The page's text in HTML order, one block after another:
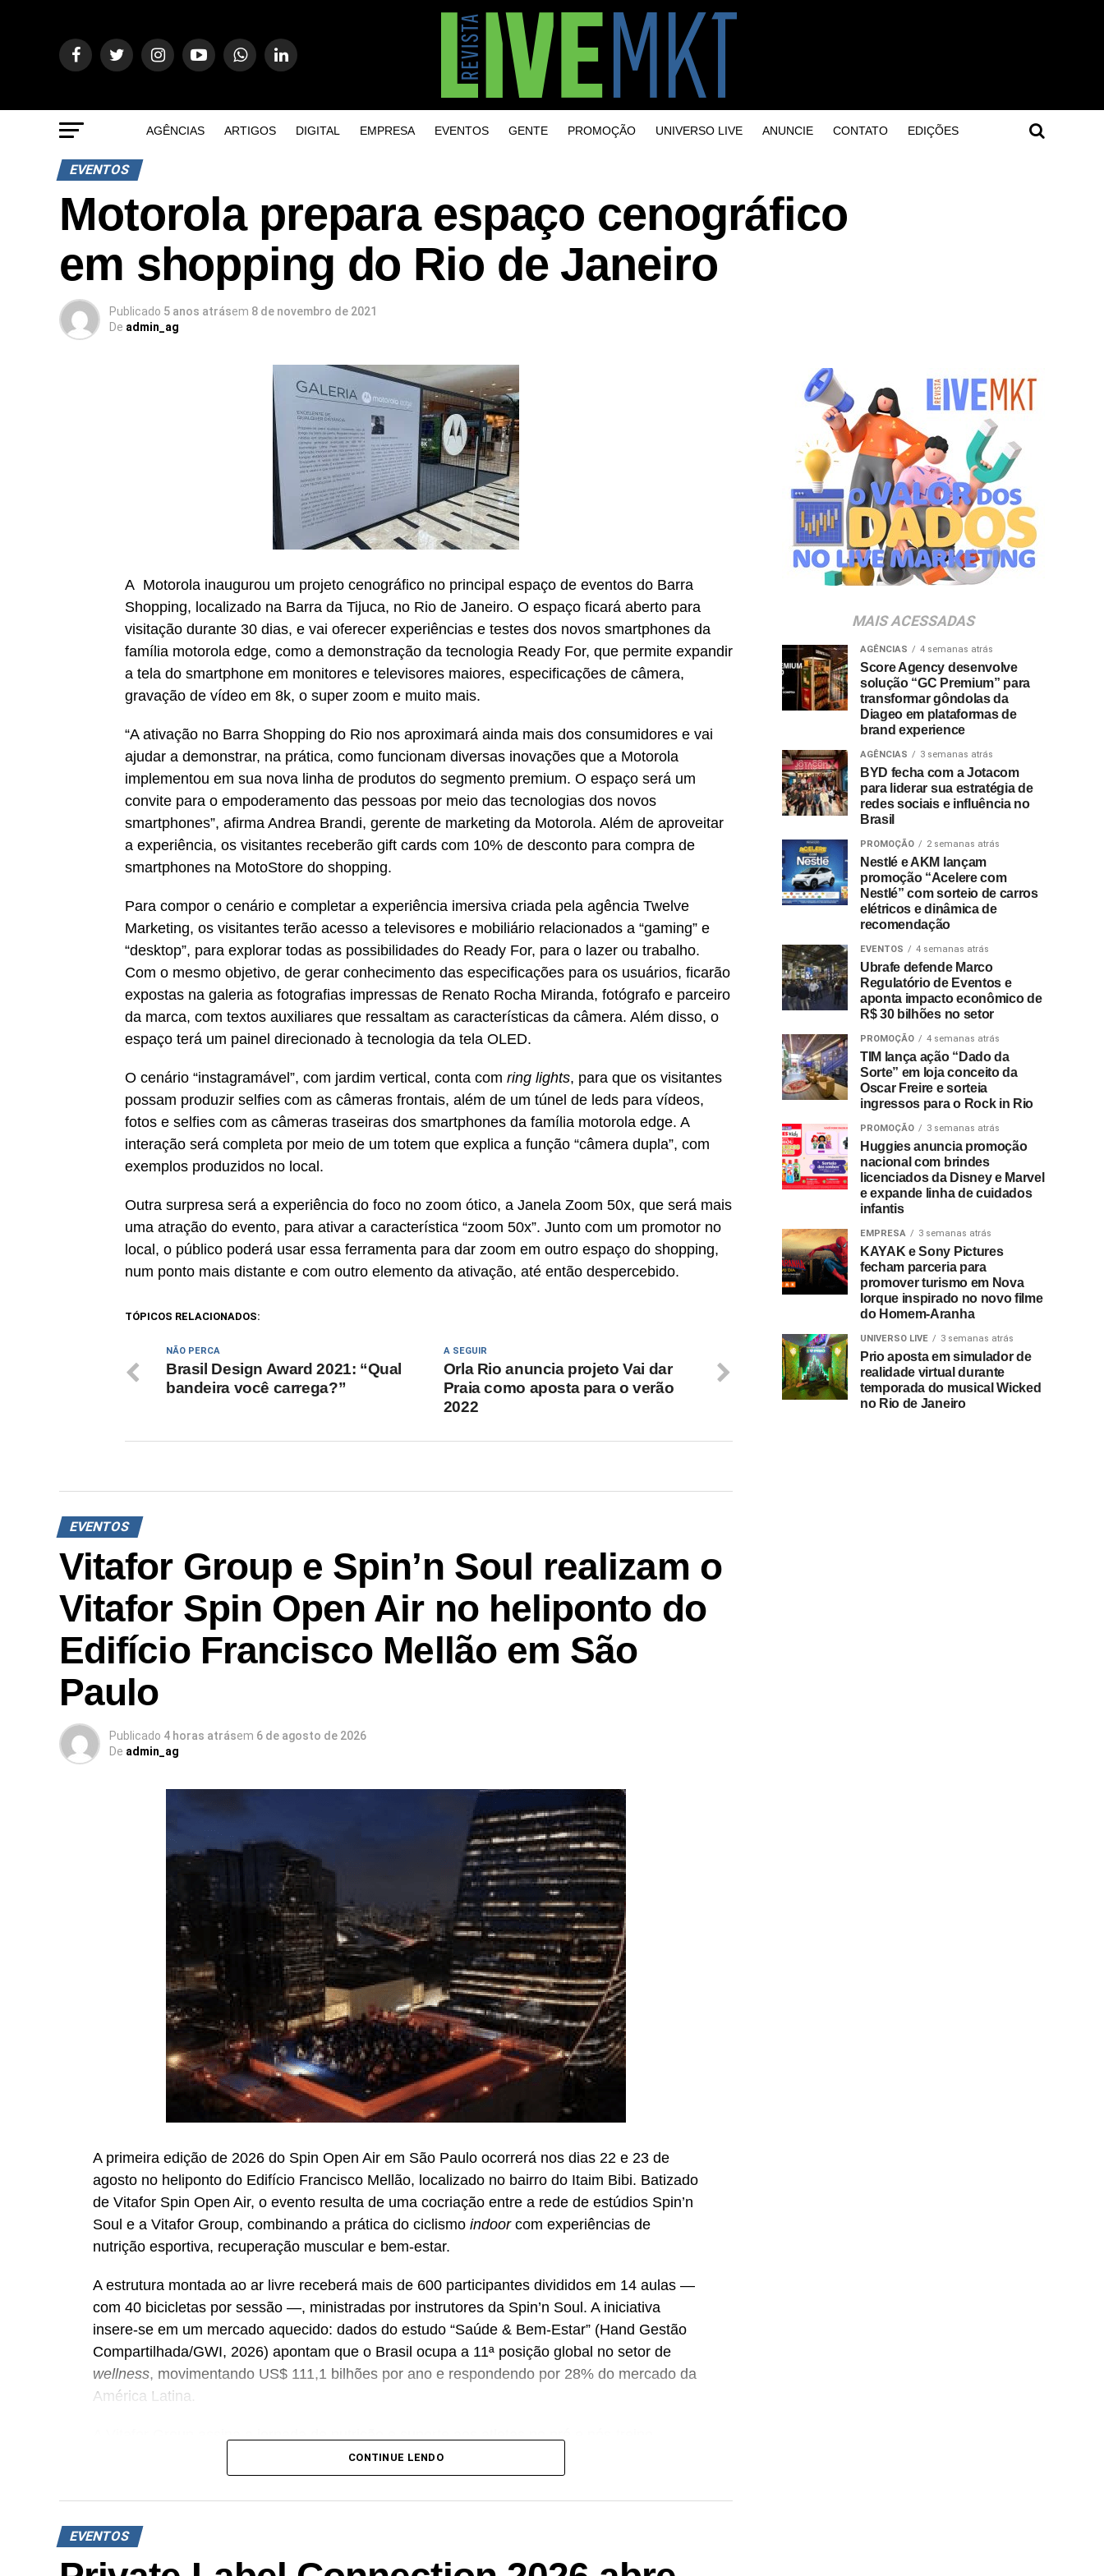
AGÊNCIAS ARTIGOS DIGITAL EMPRESA EVENTOS GENTE PROMOÇÃO UNIVERSO LIVE ANUNCIE CONTATO EDIÇÕES
EVENTOS
Motorola prepara espaço cenográfico
em shopping do Rio de Janeiro
Publicado 5 anos atrásem 8 de novembro de 2021
De admin_ag
A Motorola inaugurou um projeto cenográfico no principal espaço de eventos do Barra
Shopping, localizado na Barra da Tijuca, no Rio de Janeiro. O espaço ficará aberto para
visitação durante 30 dias, e vai oferecer experiências e testes dos novos smartphones da
família motorola edge, como a demonstração da tecnologia Ready For, que permite expandir
a tela do smartphone em monitores e televisores maiores, especificações de câmera,
gravação de vídeo em 8k, o super zoom e muito mais.
“A ativação no Barra Shopping do Rio nos aproximará ainda mais dos consumidores e vai
ajudar a demonstrar, na prática, como funcionam diversas inovações que a Motorola
implementou em sua nova linha de produtos do segmento premium. O espaço será um
convite para o empoderamento das pessoas por meio das tecnologias dos novos
smartphones”, afirma Andrea Brandi, gerente de marketing da Motorola. Além de aproveitar
a experiência, os visitantes receberão gift cards com 10% de desconto para compra de
smartphones na MotoStore do shopping.
Para compor o cenário e completar a experiência imersiva criada pela agência Twelve
Marketing, os visitantes terão acesso a televisores e mobiliário relacionados a “gaming” e
“desktop”, para explorar todas as possibilidades do Ready For, para o lazer ou trabalho.
Com o mesmo objetivo, de gerar conhecimento das especificações para os usuários, ficarão
expostas na galeria as fotografias impressas de Renato Rocha Miranda, fotógrafo e parceiro
da marca, com textos auxiliares que ressaltam as características da câmera. Além disso, o
espaço terá um painel direcionado à tecnologia da tela OLED.
O cenário “instagramável”, com jardim vertical, conta com ring lights, para que os visitantes
possam produzir selfies com as câmeras frontais, além de um túnel de leds para vídeos,
fotos e selfies com as câmeras traseiras dos smartphones da família motorola edge. A
interação será completa por meio de um totem que explica a função “câmera dupla”, com
exemplos produzidos no local.
Outra surpresa será a experiência do foco no zoom ótico, a Janela Zoom 50x, que será mais
uma atração do evento, para ativar a característica “zoom 50x”. Junto com um promotor no
local, o público poderá usar essa ferramenta para dar zoom em outro espaço do shopping,
num ponto mais distante e com outro elemento da ativação, até então despercebido.
TÓPICOS RELACIONADOS:
A SEGUIR
Orla Rio anuncia projeto Vai dar
Praia como aposta para o verão
2022
NÃO PERCA
Brasil Design Award 2021: “Qual
bandeira você carrega?”
EVENTOS
Vitafor Group e Spin’n Soul realizam o
Vitafor Spin Open Air no heliponto do
Edifício Francisco Mellão em São
Paulo
Publicado 4 horas atrásem 6 de agosto de 2026
De admin_ag
A primeira edição de 2026 do Spin Open Air em São Paulo ocorrerá nos dias 22 e 23 de
agosto no heliponto do Edifício Francisco Mellão, localizado no bairro do Itaim Bibi. Batizado
de Vitafor Spin Open Air, o evento resulta de uma cocriação entre a rede de estúdios Spin’n
Soul e a Vitafor Group, combinando a prática do ciclismo indoorcom experiências de
nutrição esportiva, recuperação muscular e bem-estar.
A estrutura montada ao ar livre receberá mais de 600 participantes divididos em 14 aulas —
com 40 bicicletas por sessão —, ministradas por instrutores da Spin’n Soul. A iniciativa
insere-se em um mercado aquecido: dados do estudo “Saúde & Bem-Estar” (Hand Gestão
Compartilhada/GWI, 2026) apontam que o Brasil ocupa a 11ª posição global no setor de
wellness, movimentando US$ 111,1 bilhões por ano e respondendo por 28% do mercado da
América Latina.
Alinhada à expansão do mercado de suplementos alimentares no país — que atingiu R$ 7,6
bilhões em 2025 com projeção de chegar a R$ 13,8 bilhões até 2030
(BRASNUTRI/Euromonitor) —, a marca disponibilizará umloungecom degustação do V-
Coffee,
garrafa e toalha exclusivas.
CONTINUE LENDO
EVENTOS
MAIS ACESSADAS
AGÊNCIAS 4 semanas atrás
Score Agency desenvolve
solução “GC Premium” para
transformar gôndolas da
Diageo em plataformas de
brand experience
AGÊNCIAS 3 semanas atrás
BYD fecha com a Jotacom
para liderar sua estratégia de
redes sociais e influência no
Brasil
PROMOÇÃO 2 semanas atrás
Nestlé e AKM lançam
promoção “Acelere com
Nestlé” com sorteio de carros
elétricos e dinâmica de
recomendação
EVENTOS 4 semanas atrás
Ubrafe defende Marco
Regulatório de Eventos e
aponta impacto econômico de
R$ 30 bilhões no setor
PROMOÇÃO 4 semanas atrás
TIM lança ação “Dado da
Sorte” em loja conceito da
Oscar Freire e sorteia
ingressos para o Rock in Rio
PROMOÇÃO 3 semanas atrás
Huggies anuncia promoção
nacional com brindes
licenciados da Disney e Marvel
e expande linha de cuidados
infantis
EMPRESA 3 semanas atrás
KAYAK e Sony Pictures
fecham parceria para
promover turismo em Nova
Iorque inspirado no novo filme
do Homem-Aranha
UNIVERSO LIVE 3 semanas atrás
Prio aposta em simulador de
realidade virtual durante
temporada do musical Wicked
no Rio de Janeiro